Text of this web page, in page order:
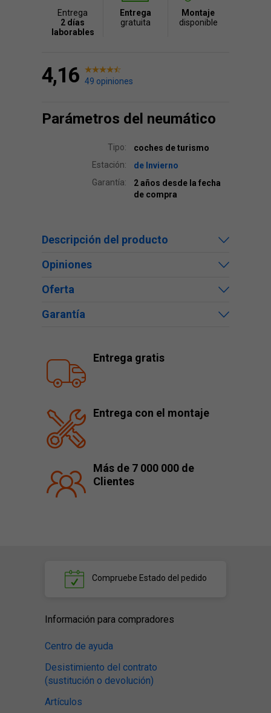
Entrega
2 días
laborables
Entrega
gratuita
Montaje
disponible
4,16 49 opiniones
Parámetros del neumático
Tipo:
coches de turismo
Estación:
de Invierno
Garantía:
2 años desde la fecha
de compra
Descripción del producto
Opiniones
Oferta
Garantía
Entrega gratis
Entrega con el montaje
Más de 7 000 000 de
Clientes
Compruebe Estado del pedido
Información para compradores
Centro de ayuda
Desistimiento del contrato
(sustitución o devolución)
Artículos